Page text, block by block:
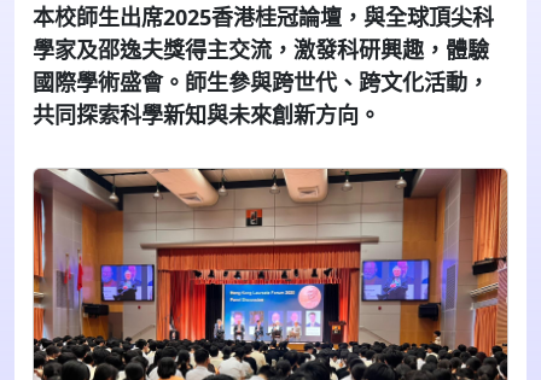
本校師生出席2025香港桂冠論壇，與全球頂尖科
學家及邵逸夫獎得主交流，激發科研興趣，體驗
國際學術盛會。師生參與跨世代、跨文化活動，
共同探索科學新知與未來創新方向。